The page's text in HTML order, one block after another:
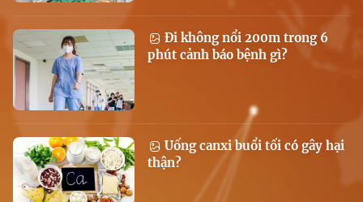
Đi không nổi 200m trong 6
phút cảnh báo bệnh gì?
Uống canxi buổi tối có gây hại
thận?